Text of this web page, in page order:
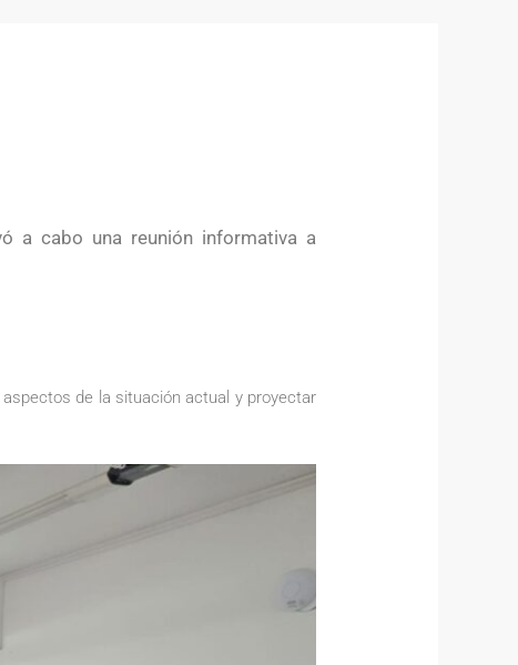
a cabo una reunión informativa a
de la situación actual y proyectar